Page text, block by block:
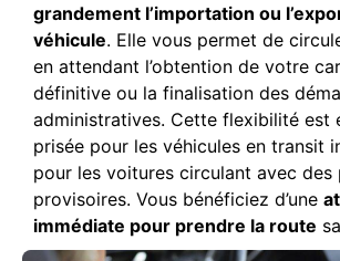
grandement l’importation ou
véhicule. Elle vous permet de
en attendant l’obtention de votre
définitive ou la finalisation des
administratives. Cette flexibilité est
prisée pour les véhicules en transit
pour les voitures circulant avec des
provisoires. Vous bénéficiez d’une
immédiate pour prendre la route